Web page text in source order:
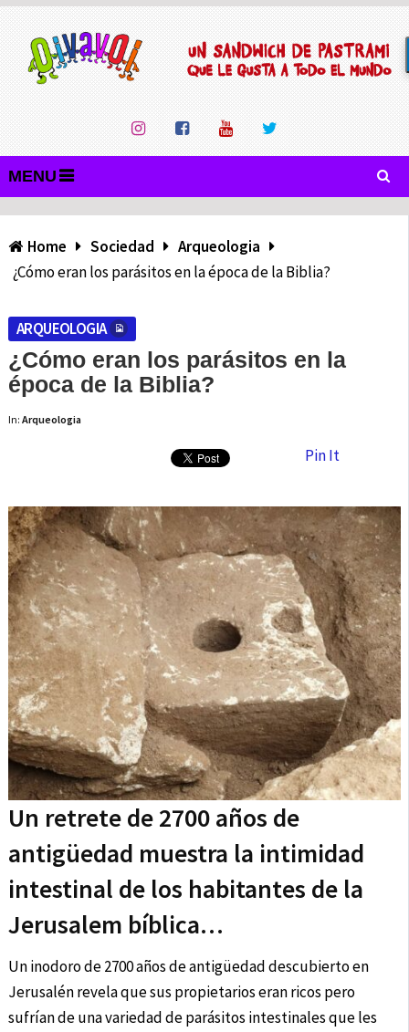
MENU
Home Sociedad
Arqueologia
¿Cómo eran los parásitos en la época de la Biblia?
ARQUEOLOGIA
¿Cómo eran los parásitos en la
época de la Biblia?
In: Arqueologia
Pin It
Un retrete de 2700 años de
antigüedad muestra la intimidad
intestinal de los habitantes de la
Jerusalem bíblica…
Un inodoro de 2700 años de antigüedad descubierto en
Jerusalén revela que sus propietarios eran ricos pero
sufrían de una variedad de parásitos intestinales que les